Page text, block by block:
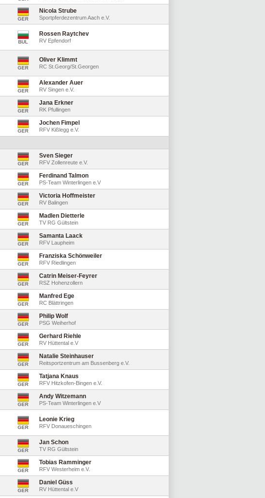
GER
Nicola Strube
Sportpferdezentrum Aach e.V.
BUL
Rossen Raytchev
RV Epfendorf
GER
Oliver Klimmt
RC St.Georg/St.Georgen
GER
Alexander Auer
RV Singen e.V.
GER
Jana Erkner
RK Pfullingen
GER
Jochen Fimpel
RFV Kißlegg e.V.
GER
Sven Sieger
RFV Zollenreute e.V.
GER
Ferdinand Talmon
PS-Team Winterlingen e.V
GER
Victoria Hoffmeister
RV Balingen
GER
Madlen Dietterle
TV RG Gültstein
GER
Samanta Laack
RFV Laupheim
GER
Franziska Schönweiler
RFV Riedlingen
GER
Catrin Meiser-Feyrer
RSZ Hohenzollern
GER
Manfred Ege
RC Blättringen
GER
Philip Wolf
PSG Weiherhof
GER
Gerhard Riehle
RV Hüttental e.V
GER
Natalie Steinhauser
Reitsportzentrum am Bussenberg e.V.
GER
Tatjana Knaus
RFV Hitzkofen-Bingen e.V.
GER
Andy Witzemann
PS-Team Winterlingen e.V
GER
Leonie Krieg
RFV Donaueschingen
GER
Jan Schon
TV RG Gültstein
GER
Tobias Ramminger
RFV Westerheim e.V.
GER
Daniel Güss
RV Hüttental e.V